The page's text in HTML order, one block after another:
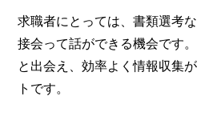
求職者にとっては、書類選考
接会って話ができる機会です
と出会え、効率よく情報収集
トです。